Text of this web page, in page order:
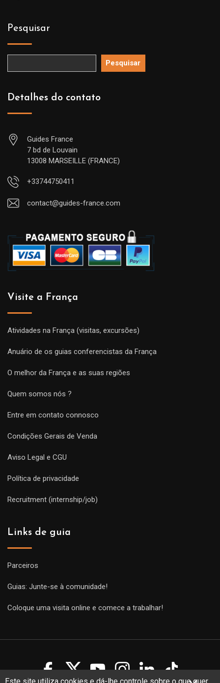
Pesquisar
Pesquisar
Detalhes do contato
Guides France
7 bd de Louvain
13008 MARSEILLE (FRANCE)
+33744750411
contact@guides-france.com
Visite a França
Atividades na França (visitas, excursões)
Anuário de os guias conferencistas da França
O melhor da França e as suas regiões
Quem somos nós ?
Entre em contato connosco
Condições Gerais de Venda
Aviso Legal e CGU
Política de privacidade
Recruitment (internship/job)
Links de guia
Parceiros
Guias: Junte-se à comunidade!
Coloque uma visita online e comece a trabalhar!